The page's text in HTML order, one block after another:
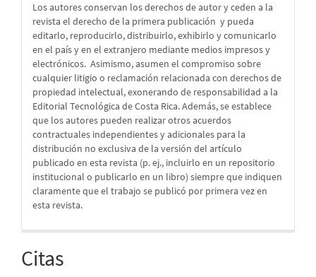
Los autores conservan los derechos de autor y ceden a la
revista el derecho de la primera publicación y pueda
editarlo, reproducirlo, distribuirlo, exhibirlo y comunicarlo
en el país y en el extranjero mediante medios impresos y
electrónicos. Asimismo, asumen el compromiso sobre
cualquier litigio o reclamación relacionada con derechos de
propiedad intelectual, exonerando de responsabilidad a la
Editorial Tecnológica de Costa Rica. Además, se establece
que los autores pueden realizar otros acuerdos
contractuales independientes y adicionales para la
distribución no exclusiva de la versión del artículo
publicado en esta revista (p. ej., incluirlo en un repositorio
institucional o publicarlo en un libro) siempre que indiquen
claramente que el trabajo se publicó por primera vez en
esta revista.
Citas